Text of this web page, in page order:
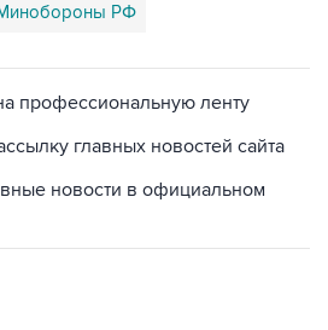
РФ
профессиональную ленту
главных новостей сайта
новости в официальном